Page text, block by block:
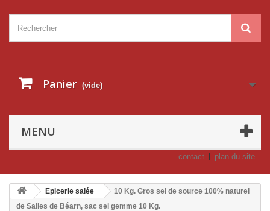
Panier (vide)
MENU
contact plan du site
Epicerie salée
10 Kg. Gros sel de source 100% naturel
de Salies de Béarn, sac sel gemme 10 Kg.